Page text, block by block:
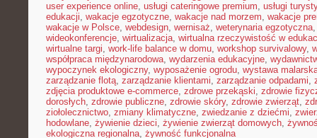
user experience online, usługi cateringowe premium, usługi
edukacji, wakacje egzotyczne, wakacje nad morzem, wakacje
wakacje w Polsce, webdesign, wernisaż, weterynaria egzotyczna
wideokonferencje, wirtualizacja, wirtualna rzeczywistość w
wirtualne targi, work-life balance w domu, workshop survivalowy,
współpraca międzynarodowa, wydarzenia edukacyjne,
wypoczynek ekologiczny, wyposażenie ogrodu, wystawa
zarządzanie flotą, zarządzanie klientami, zarządzanie odpadami,
zdjęcia produktowe e-commerce, zdrowe przekąski, zdrowie
dorosłych, zdrowie publiczne, zdrowie skóry, zdrowie zwierząt,
ziołolecznictwo, zmiany klimatyczne, zwiedzanie z dziećmi,
hodowlane, żywienie dzieci, żywienie zwierząt domowych,
ekologiczna regionalna, żywność funkcjonalna